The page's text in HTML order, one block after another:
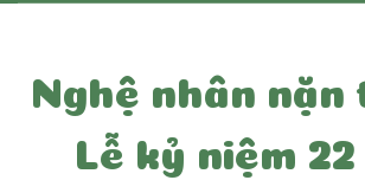
Nghệ nhân nặn
Lễ kỷ niệm 22